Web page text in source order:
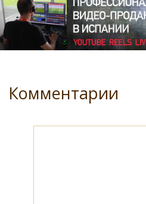
Комментарии